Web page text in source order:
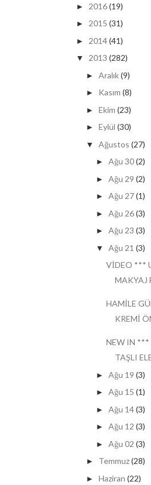
► 2016(19)
► 2015 (31)
► 2014(41)
▼ 2013 (282)
► Aralık(9)
► Kasım (8)
► Ekim (23)
► Eylül (30)
▼ Ağustos (27)
► Ağu 30 (2)
► Ağu 29 (2)
► Ağu 27 (1)
► Ağu 26 (3)
► Ağu 23 (3)
▼ Ağu 21 (3)
VİDEO ***
MAKYAJ
HAMİLE
KREMİ
NEW IN ***
TAŞLI
► Ağu 19 (3)
► Ağu 15 (1)
► Ağu 14 (3)
► Ağu 12 (3)
► Ağu 02 (3)
► Temmuz(28)
► Haziran (22)